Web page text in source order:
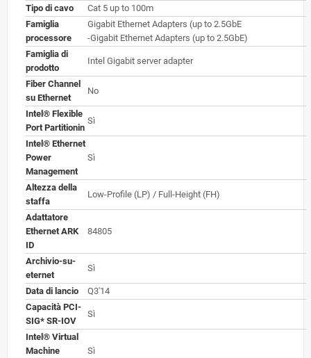
Tipo di cavo
Cat 5 up to 100m
Famiglia
processore
Gigabit Ethernet Adapters (up to 2.5GbE
-Gigabit Ethernet Adapters (up to 2.5GbE)
Famiglia di
prodotto
Intel Gigabit server adapter
Fiber Channel
su Ethernet
No
Intel® Flexible
Port Partitionin
Sì
Intel® Ethernet
Power
Management
Sì
Altezza della
staffa
Low-Profile (LP) / Full-Height (FH)
Adattatore
Ethernet ARK
ID
84805
Archivio-su-
eternet
Sì
Data di lancio
Q3'14
Capacità PCI-
SIG* SR-IOV
Sì
Intel® Virtual
Machine
Sì